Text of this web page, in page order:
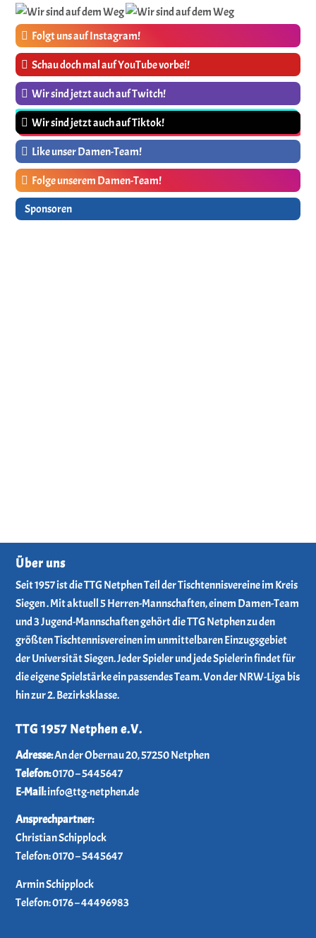
Folgt uns auf Instagram!
Schau doch mal auf YouTube vorbei!
Wir sind jetzt auch auf Twitch!
Wir sind jetzt auch auf Tiktok!
Like unser Damen-Team!
Folge unserem Damen-Team!
Sponsoren
Über uns
Seit 1957 ist die TTG Netphen Teil der Tischtennisvereine im Kreis
Siegen . Mit aktuell 5 Herren-Mannschaften, einem Damen-Team
und 3 Jugend-Mannschaften gehört die TTG Netphen zu den
größten Tischtennisvereinen im unmittelbaren Einzugsgebiet
der Universität Siegen. Jeder Spieler und jede Spielerin findet für
die eigene Spielstärke ein passendes Team. Von der NRW-Liga bis
hin zur 2. Bezirksklasse.
TTG 1957 Netphen e.V.
­Adresse:An der Obernau 20, 57250 Netphen
Telefon:0170 – 5445647
E-Mail:info@ttg-netphen.de
Ansprechpartner:
Christian Schipplock
Telefon:0170 – 5445647
Armin Schipplock
Telefon:0176 – 44496983